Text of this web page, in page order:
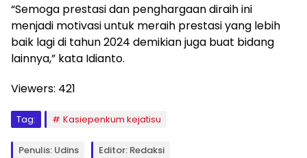
“Semoga prestasi dan penghargaan diraih ini
menjadi motivasi untuk meraih prestasi yang lebih
baik lagi di tahun 2024 demikian juga buat bidang
lainnya,” kata Idianto.
Viewers: 421
Tag: Kasiepenkum kejatisu
Penulis: Udins Editor: Redaksi